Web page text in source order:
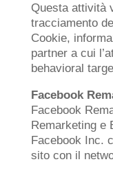
Questa attività
tracciamento
Cookie,
partner a cui
behavioral
Facebook
Facebook
Remarketing e
Facebook Inc.
sito con il